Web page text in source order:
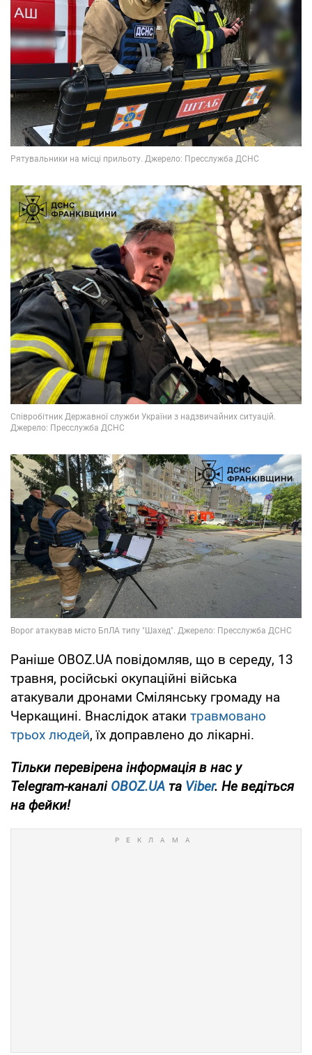
Раніше OBOZ.UA повідомляв, що в середу, 13
травня, російські окупаційні війська
атакували дронами Смілянську громаду на
Черкащині. Внаслідок атаки травмовано
трьох людей, їх доправлено до лікарні.
Тільки перевірена інформація в нас у
Telegram-каналі OBOZ.UA та Viber. Не ведіться
на фейки!